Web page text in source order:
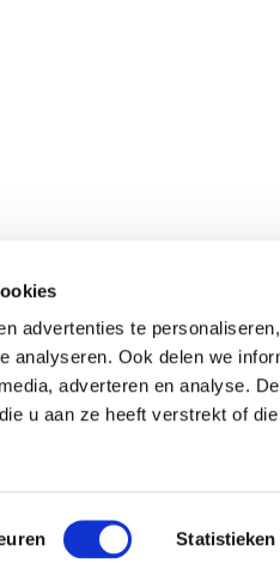
advertenties te
analyseren. Ook delen we
adverteren en analyse.
u aan ze heeft verstrekt of
Statistieken
GERARD KOOPMAN
DUIVEN